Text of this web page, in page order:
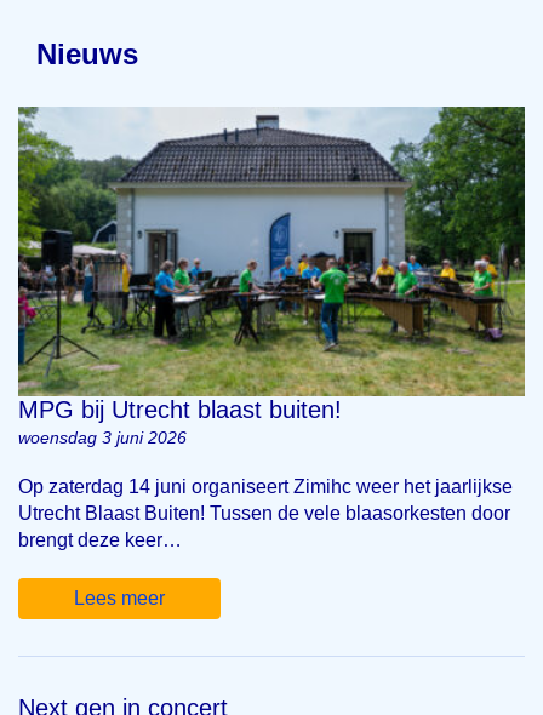
Nieuws
MPG bij Utrecht blaast buiten!
woensdag 3 juni 2026
Op zaterdag 14 juni organiseert Zimihc weer het jaarlijkse
Utrecht Blaast Buiten! Tussen de vele blaasorkesten door
brengt deze keer…
Lees meer
Next gen in concert